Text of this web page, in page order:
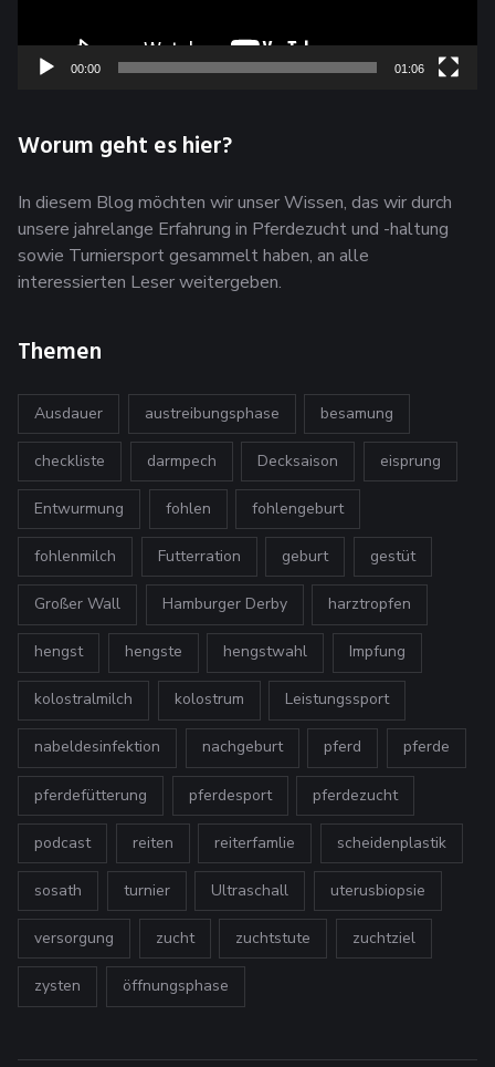
00:00 01:06
Worum geht es hier?
In diesem Blog möchten wir unser Wissen, das wir durch
unsere jahrelange Erfahrung in Pferdezucht und -haltung
sowie Turniersport gesammelt haben, an alle
interessierten Leser weitergeben.
Themen
Ausdauer austreibungsphase besamung
checkliste darmpech Decksaison eisprung
Entwurmung fohlen fohlengeburt
fohlenmilch Futterration geburt gestüt
Großer Wall Hamburger Derby harztropfen
hengst hengste hengstwahl Impfung
kolostralmilch kolostrum Leistungssport
nabeldesinfektion nachgeburt pferd pferde
pferdefütterung pferdesport pferdezucht
podcast reiten reiterfamlie scheidenplastik
sosath turnier Ultraschall uterusbiopsie
versorgung zucht zuchtstute zuchtziel
zysten öffnungsphase